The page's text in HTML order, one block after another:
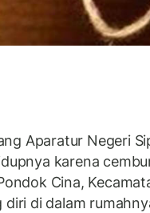
Aparatur Negeri
karena
Cina,
di dalam